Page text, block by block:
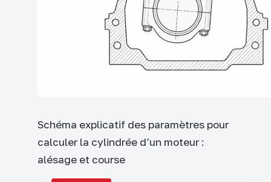
Schéma explicatif des paramètres pour
calculer la cylindrée d’un moteur :
alésage et course